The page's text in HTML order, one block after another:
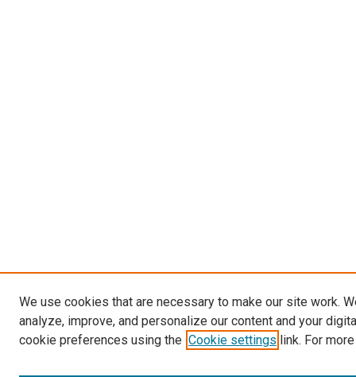
We use cookies that are necessary to make our site work.
analyze, improve, and personalize our content and your
cookie preferences using the Cookie settings link. For